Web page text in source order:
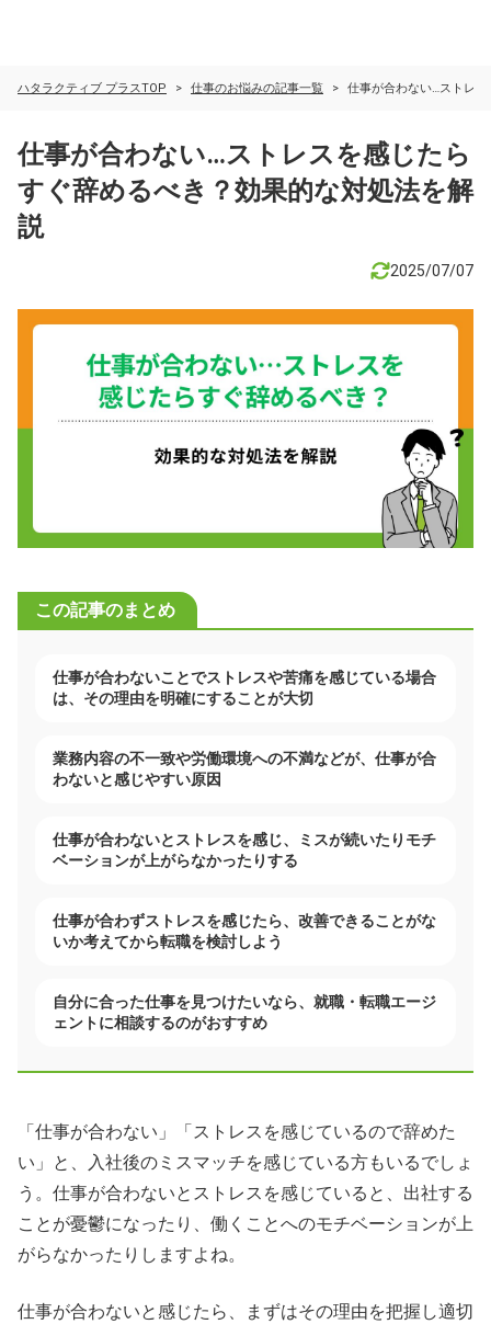
ハタラクティブ プラスTOP 仕事のお悩みの記事一覧 仕事が合わない…ストレ
仕事が合わない…ストレスを感じたら
すぐ辞めるべき？効果的な対処法を解
説
2025/07/07
この記事のまとめ
仕事が合わないことでストレスや苦痛を感じている場合
は、その理由を明確にすることが大切
業務内容の不一致や労働環境への不満などが、仕事が合
わないと感じやすい原因
仕事が合わないとストレスを感じ、ミスが続いたりモチ
ベーションが上がらなかったりする
仕事が合わずストレスを感じたら、改善できることがな
いか考えてから転職を検討しよう
自分に合った仕事を見つけたいなら、就職・転職エージ
ェントに相談するのがおすすめ
「仕事が合わない」「ストレスを感じているので辞めた
い」と、入社後のミスマッチを感じている方もいるでしょ
う。仕事が合わないとストレスを感じていると、出社する
ことが憂鬱になったり、働くことへのモチベーションが上
がらなかったりしますよね。
仕事が合わないと感じたら、まずはその理由を把握し適切